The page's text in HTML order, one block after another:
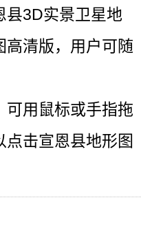
县3D实景卫星地
高清版，用户可随
可用鼠标或手指拖
击宣恩县地形图